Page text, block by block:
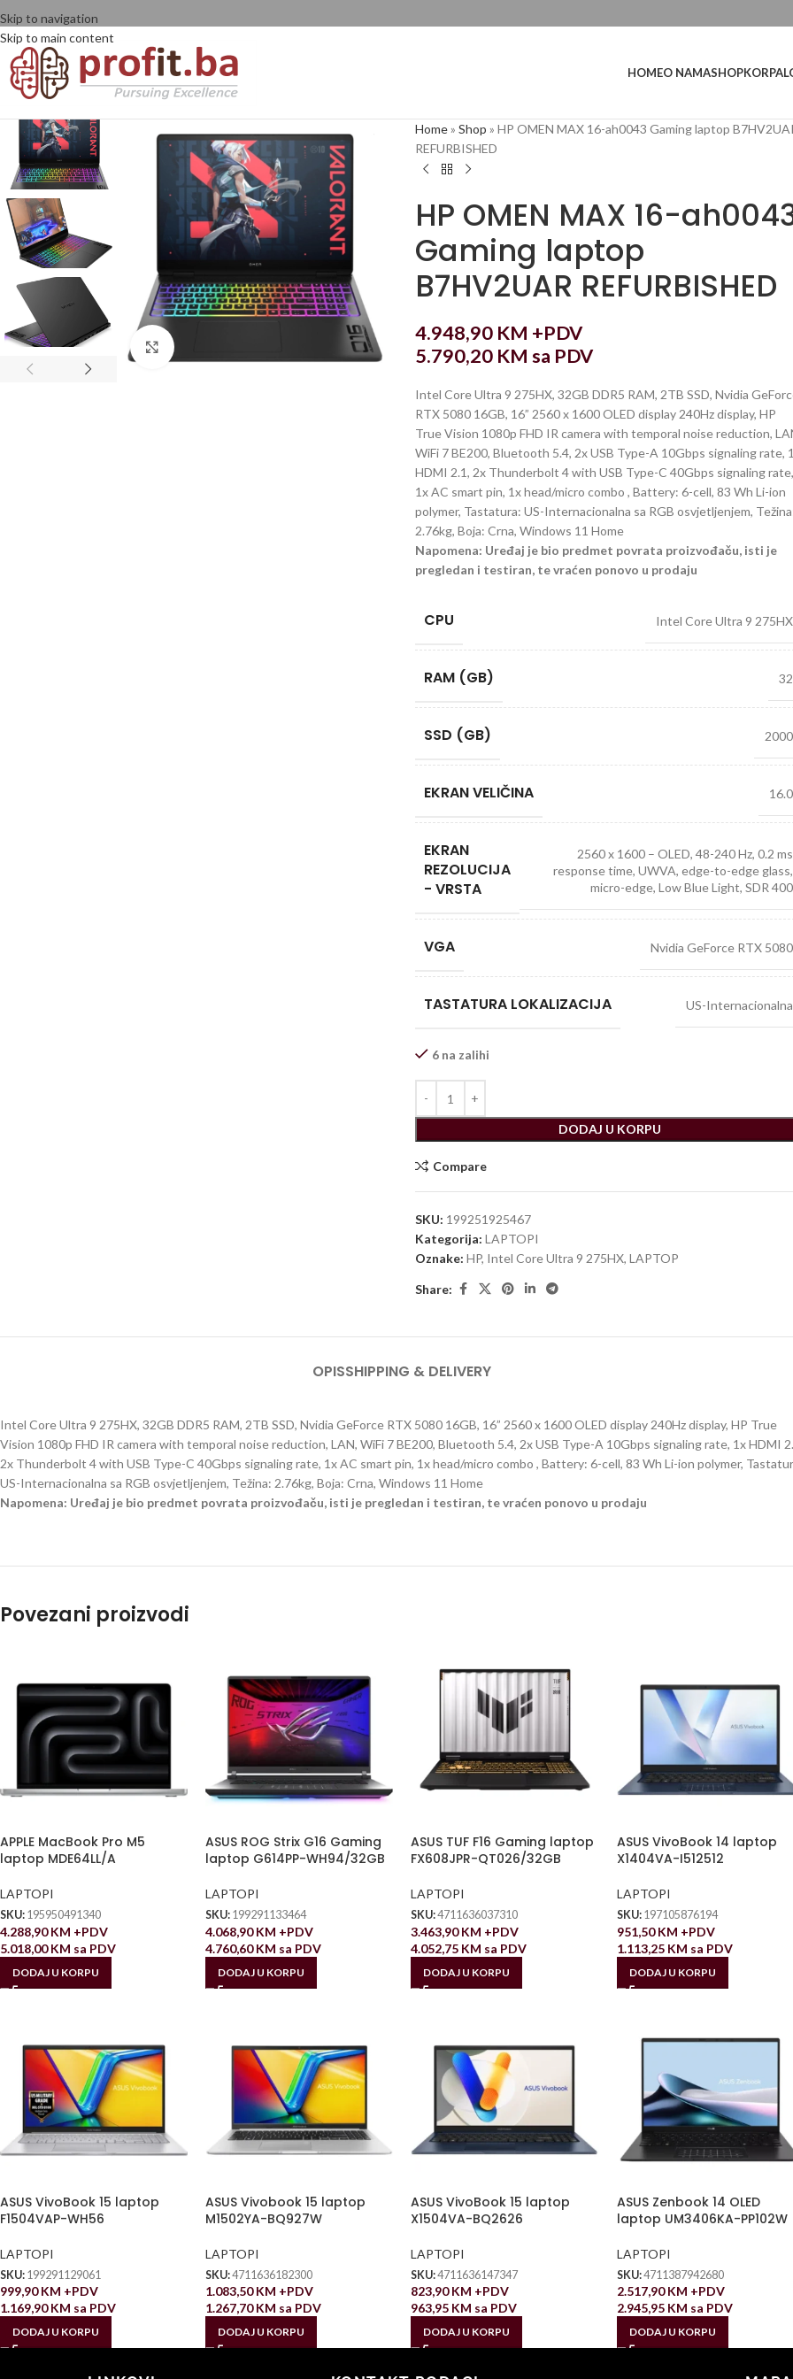
Skip to navigation
Skip to main content
HOMEO NAMASHOPKORPA
Home»Shop »HP OMEN MAX 16-ah0043 Gaming laptop
REFURBISHED
HP OMEN MAX 16-
Gaming laptop
B7HV2UAR REFURBISHED
4.948,90 KM +PDV
5.790,20 KM sa PDV
Intel Core Ultra 9 275HX, 32GB DDR5 RAM, 2TB SSD, Nvidia
RTX 5080 16GB, 16” 2560 x 1600 OLED display 240Hz display, HP
True Vision 1080p FHD IR camera with temporal noise reduction,
WiFi 7 BE200, Bluetooth 5.4, 2x USB Type-A 10Gbps signaling rate,
HDMI 2.1, 2x Thunderbolt 4 with USB Type-C 40Gbps signaling rate,
1x AC smart pin, 1x head/micro combo , Battery: 6-cell, 83 Wh Li-ion
polymer, Tastatura: US-Internacionalna sa RGB osvjetljenjem,
2.76kg, Boja: Crna, Windows 11 Home
Napomena: Uređaj je bio predmet povrata proizvođaču, isti je
pregledan i testiran, te vraćen ponovo u prodaju
CPU Intel Core Ultra 9 275HX
RAM (GB) 32
SSD (GB) 2000
EKRAN VELIČINA 16.0
EKRAN
REZOLUCIJA
- VRSTA
2560 x 1600 – OLED, 48-240 Hz, 0.2 ms
response time, UWVA, edge-to-edge glass,
micro-edge, Low Blue Light, SDR 400
VGA Nvidia GeForce RTX 5080
TASTATURA LOKALIZACIJA US-Internacionalna
6 na zalihi
DODAJ U KORPU
Compare
SKU: 199251925467
Kategorija: LAPTOPI
Oznake: HP, Intel Core Ultra 9 275HX, LAPTOP
Share:
OPISSHIPPING & DELIVERY
Intel Core Ultra 9 275HX, 32GB DDR5 RAM, 2TB SSD, Nvidia GeForce RTX 5080 16GB, 16” 2560 x 1600 OLED display 240Hz display, HP True
Vision 1080p FHD IR camera with temporal noise reduction, LAN, WiFi 7 BE200, Bluetooth 5.4, 2x USB Type-A 10Gbps signaling rate, 1x HDMI
2x Thunderbolt 4 with USB Type-C 40Gbps signaling rate, 1x AC smart pin, 1x head/micro combo , Battery: 6-cell, 83 Wh Li-ion polymer,
US-Internacionalna sa RGB osvjetljenjem, Težina: 2.76kg, Boja: Crna, Windows 11 Home
Napomena: Uređaj je bio predmet povrata proizvođaču, isti je pregledan i testiran, te vraćen ponovo u prodaju
Povezani proizvodi
APPLE MacBook Pro M5
laptop MDE64LL/A
LAPTOPI
SKU: 195950491340
4.288,90KM +PDV
5.018,00KM sa PDV
DODAJ U KORPU
ASUS ROG Strix G16 Gaming
laptop G614PP-WH94/32GB
LAPTOPI
SKU: 199291133464
4.068,90KM +PDV
4.760,60KM sa PDV
DODAJ U KORPU
ASUS TUF F16 Gaming laptop
FX608JPR-QT026/32GB
LAPTOPI
SKU:4711636037310
3.463,90KM +PDV
4.052,75 KM sa PDV
DODAJ U KORPU
ASUS VivoBook 14 laptop
X1404VA-I512512
LAPTOPI
SKU: 197105876194
951,50KM +PDV
1.113,25 KM sa PDV
DODAJ U KORPU
ASUS VivoBook 15 laptop
F1504VAP-WH56
LAPTOPI
SKU: 199291129061
999,90KM +PDV
1.169,90KM sa PDV
DODAJ U KORPU
ASUS Vivobook 15 laptop
M1502YA-BQ927W
LAPTOPI
SKU:4711636182300
1.083,50KM +PDV
1.267,70KM sa PDV
DODAJ U KORPU
ASUS VivoBook 15 laptop
X1504VA-BQ2626
LAPTOPI
SKU:4711636147347
823,90KM +PDV
963,95 KM sa PDV
DODAJ U KORPU
ASUS Zenbook 14 OLED
laptop UM3406KA-PP102W
LAPTOPI
SKU:4711387942680
2.517,90KM +PDV
2.945,95 KM sa PDV
DODAJ U KORPU